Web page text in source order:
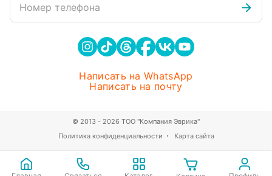
Номер телефона
Написать на WhatsApp
Написать на почту
Политика конфиденциальности Карта сайта
© 2013 - 2026 ТОО "Компания Эврика"